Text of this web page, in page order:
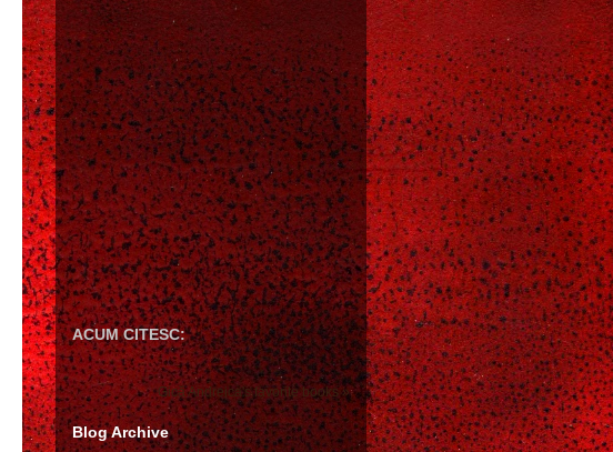
ACUM CITESC:
Gică Andreica's favorite books »
Blog Archive